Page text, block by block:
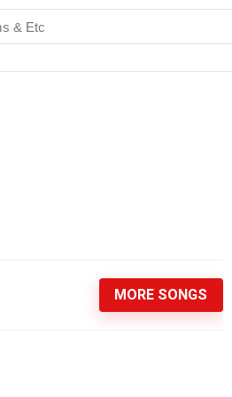
MORE SONGS